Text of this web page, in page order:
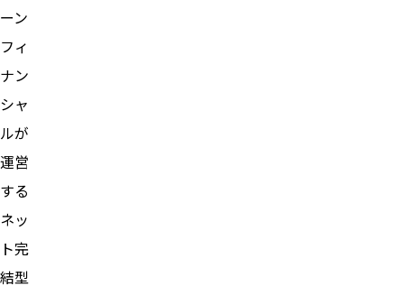
ーン
フィ
ナン
シャ
ルが
運営
する
ネッ
ト完
結型